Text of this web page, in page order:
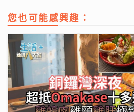
您也可能感興趣：